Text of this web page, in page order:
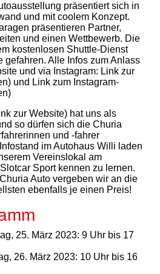
präsentiert sich in
und mit coolem Konzept.
präsentieren Partner,
und einen Wettbewerb. Die
kostenlosen Shuttle-Dienst
gefahren. Alle Infos zum Anlass
und via Instagram: Link zur
und Link zum Instagram-
zur Website) hat uns als
so dürfen sich die Churia
und -fahrer
im Autohaus Willi laden
Vereinslokal am
Sport kennen zu lernen.
Auto vergeben wir an die
ebenfalls je einen Preis!
25. März 2023: 9 Uhr bis 17
26. März 2023: 10 Uhr bis 16